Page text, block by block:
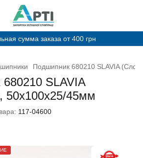
сумма заказа от 400 грн
Подшипник 680210 SLAVIA
SLAVIA
50х100х25/45мм
117-04600